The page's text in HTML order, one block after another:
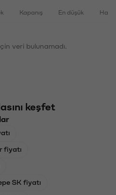
Kapanış En düşük
veri bulunamadı.
keşfet
fiyatı
SK fiyatı